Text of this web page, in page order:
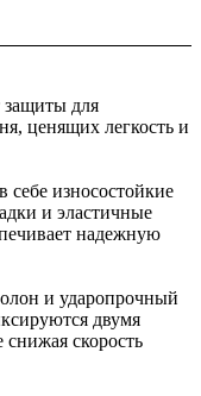
для
ценящих легкость и
износостойкие
и эластичные
надежную
и ударопрочный
двумя
скорость